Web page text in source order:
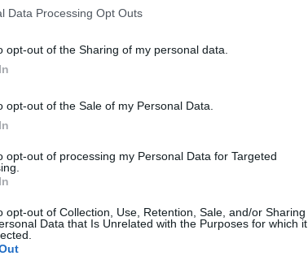
Data Processing Opt Outs
opt-out of the Sharing of my personal data.
opt-out of the Sale of my Personal Data.
opt-out of processing my Personal Data for Targeted
opt-out of Collection, Use, Retention, Sale, and/or Sharing
Data that Is Unrelated with the Purposes for which it
μια πιο αυστηρή αλλά και πιο
των μεταναστευτικών ροών,
στην ταχύτερη καταγραφή και